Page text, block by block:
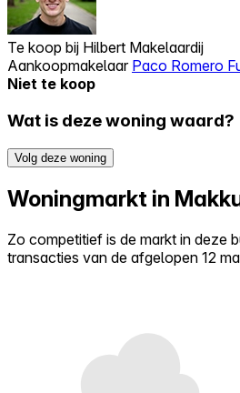
Te koop bij Hilbert Makelaardij
Aankoopmakelaar Paco Romero
Niet te koop
Wat is deze woning waard?
Volg deze woning
Woningmarkt in
Zo competitief is de markt in deze
transacties van de afgelopen 12